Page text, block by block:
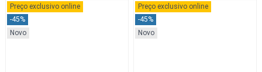
Preço exclusivo online
-45%
Novo
Preço exclusivo online
-45%
Novo